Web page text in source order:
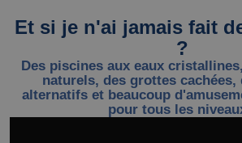
Et si je n'ai jamais fait
?
Des piscines aux eaux
naturels, des grottes cachées,
alternatifs et beaucoup
pour tous les